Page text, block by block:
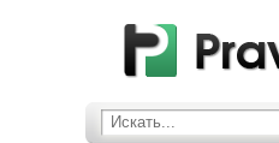
Искать...